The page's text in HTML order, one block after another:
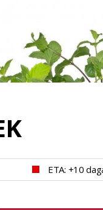
ETA: +10